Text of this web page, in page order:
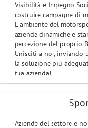
Visibilità e Impegno
costruire campagne di
L' ambiente del
aziende dinamiche e
percezione del proprio
Unisciti a noi, inviando
la soluzione più
tua azienda!
Aziende del settore e